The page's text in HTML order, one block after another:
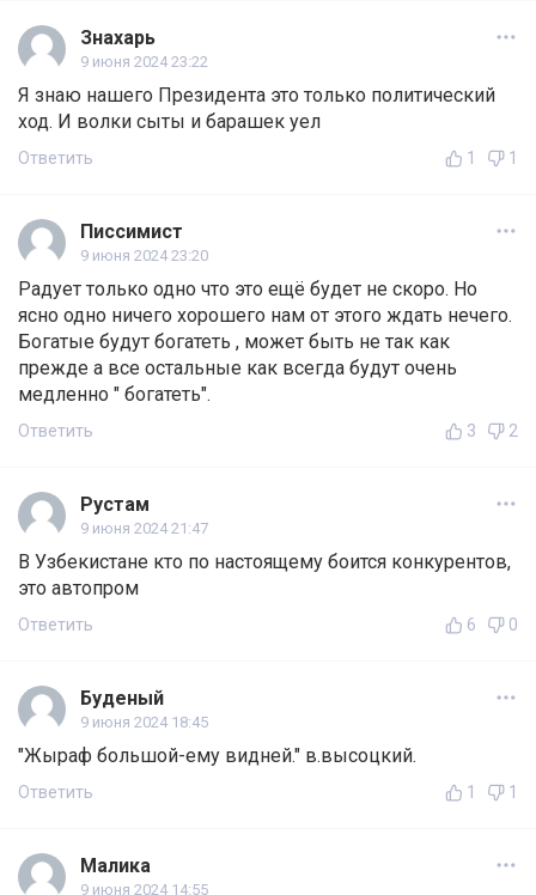
Знахарь
9 июня 2024 23:22
Я знаю нашего Президента это только политический
ход. И волки сыты и барашек уел
Ответить 1 1
Писсимист
9 июня 2024 23:20
Радует только одно что это ещё будет не скоро. Но
ясно одно ничего хорошего нам от этого ждать нечего.
Богатые будут богатеть , может быть не так как
прежде а все остальные как всегда будут очень
медленно " богатеть".
Ответить 3 2
Рустам
9 июня 2024 21:47
В Узбекистане кто по настоящему боится конкурентов,
это автопром
Ответить 6 0
Буденый
9 июня 2024 18:45
"Жыраф большой-ему видней." в.высоцкий.
Ответить 1 1
Малика
9 июня 2024 14:55